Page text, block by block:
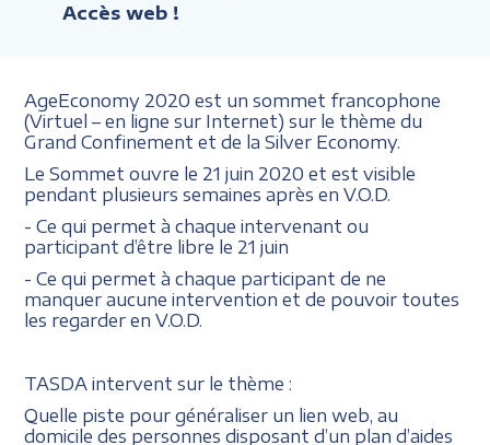
Accès web !
AgeEconomy 2020 est un sommet francophone
(Virtuel – en ligne sur Internet) sur le thème du
Grand Confinement et de la Silver Economy.
Le Sommet ouvre le 21 juin 2020 et est visible
pendant plusieurs semaines après en V.O.D.
- Ce qui permet à chaque intervenant ou
participant d’être libre le 21 juin
- Ce qui permet à chaque participant de ne
manquer aucune intervention et de pouvoir toutes
les regarder en V.O.D.
TASDA intervent sur le thème :
Quelle piste pour généraliser un lien web, au
domicile des personnes disposant d’un plan d’aides